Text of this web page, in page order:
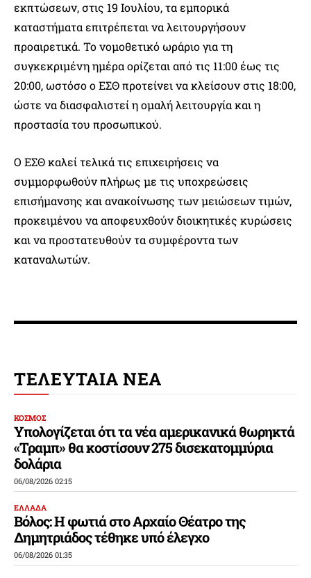
εκπτώσεων, στις 19 Ιουλίου, τα εμπορικά
καταστήματα επιτρέπεται να λειτουργήσουν
προαιρετικά. Το νομοθετικό ωράριο για τη
συγκεκριμένη ημέρα ορίζεται από τις 11:00 έως τις
20:00, ωστόσο ο ΕΣΘ προτείνει να κλείσουν στις 18:00,
ώστε να διασφαλιστεί η ομαλή λειτουργία και η
προστασία του προσωπικού.
Ο ΕΣΘ καλεί τελικά τις επιχειρήσεις να
συμμορφωθούν πλήρως με τις υποχρεώσεις
επισήμανσης και ανακοίνωσης των μειώσεων τιμών,
προκειμένου να αποφευχθούν διοικητικές κυρώσεις
και να προστατευθούν τα συμφέροντα των
καταναλωτών.
ΤΕΛΕΥΤΑΙΑ ΝΕΑ
ΚΟΣΜΟΣ
Υπολογίζεται ότι τα νέα αμερικανικά θωρηκτά
«Τραμπ» θα κοστίσουν 275 δισεκατομμύρια
δολάρια
06/08/2026 02:15
ΕΛΛΑΔΑ
Βόλος: Η φωτιά στο Αρχαίο Θέατρο της
Δημητριάδος τέθηκε υπό έλεγχο
06/08/2026 01:35